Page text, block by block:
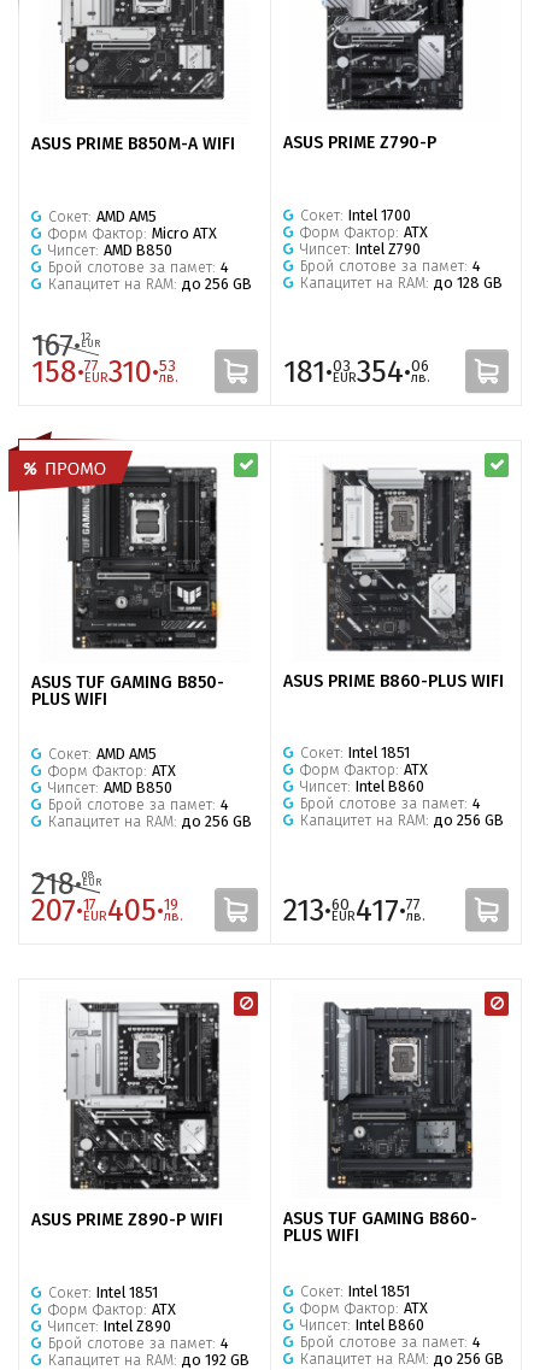
ASUS PRIME B850M-A WIFI
Сокет: AMD AM5
Форм Фактор: Micro ATX
Чипсет: AMD B850
Брой слотове за памет: 4
Капацитет на RAM: до 256 GB
167·12
EUR
158·77
EUR310·53
лв.
ASUS PRIME Z790-P
Сокет: Intel 1700
Форм Фактор: ATX
Чипсет: Intel Z790
Брой слотове за памет: 4
Капацитет на RAM: до 128 GB
181·03
EUR354·06
лв.
ASUS TUF GAMING B850-
PLUS WIFI
Сокет: AMD AM5
Форм Фактор: ATX
Чипсет: AMD B850
Брой слотове за памет: 4
Капацитет на RAM: до 256 GB
218·08
EUR
207·17
EUR405·19
лв.
ASUS PRIME B860-PLUS WIFI
Сокет: Intel 1851
Форм Фактор: ATX
Чипсет: Intel B860
Брой слотове за памет: 4
Капацитет на RAM: до 256 GB
213·60
EUR417·77
лв.
ASUS PRIME Z890-P WIFI
Сокет: Intel 1851
Форм Фактор: ATX
Чипсет: Intel Z890
Брой слотове за памет: 4
Капацитет на RAM: до 192 GB
ASUS TUF GAMING B860-
PLUS WIFI
Сокет: Intel 1851
Форм Фактор: ATX
Чипсет: Intel B860
Брой слотове за памет: 4
Капацитет на RAM: до 256 GB